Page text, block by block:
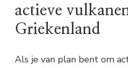
actieve
Griekenland
Als je van plan bent om